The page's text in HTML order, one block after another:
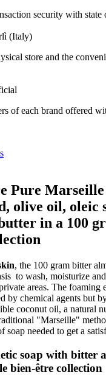
security with state
(Italy)
store and the
of each brand offered
Pure
olive oil, oleic
in a 100
, the 100 gram bitter
to wash, moisturize
areas. The foaming
by chemical agents but
coconut oil, a natural
"Marseille"
soap needed to get a
soap with bitter
bien-être collection